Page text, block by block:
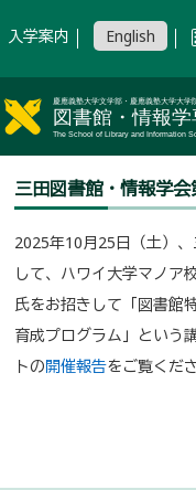
入学案内 English
三田図書館・情報学会
2025年10月25日（土）
して、ハワイ大学マノア
氏をお招きして「図書館
育成プログラム」という
トの開催報告をご覧くださ